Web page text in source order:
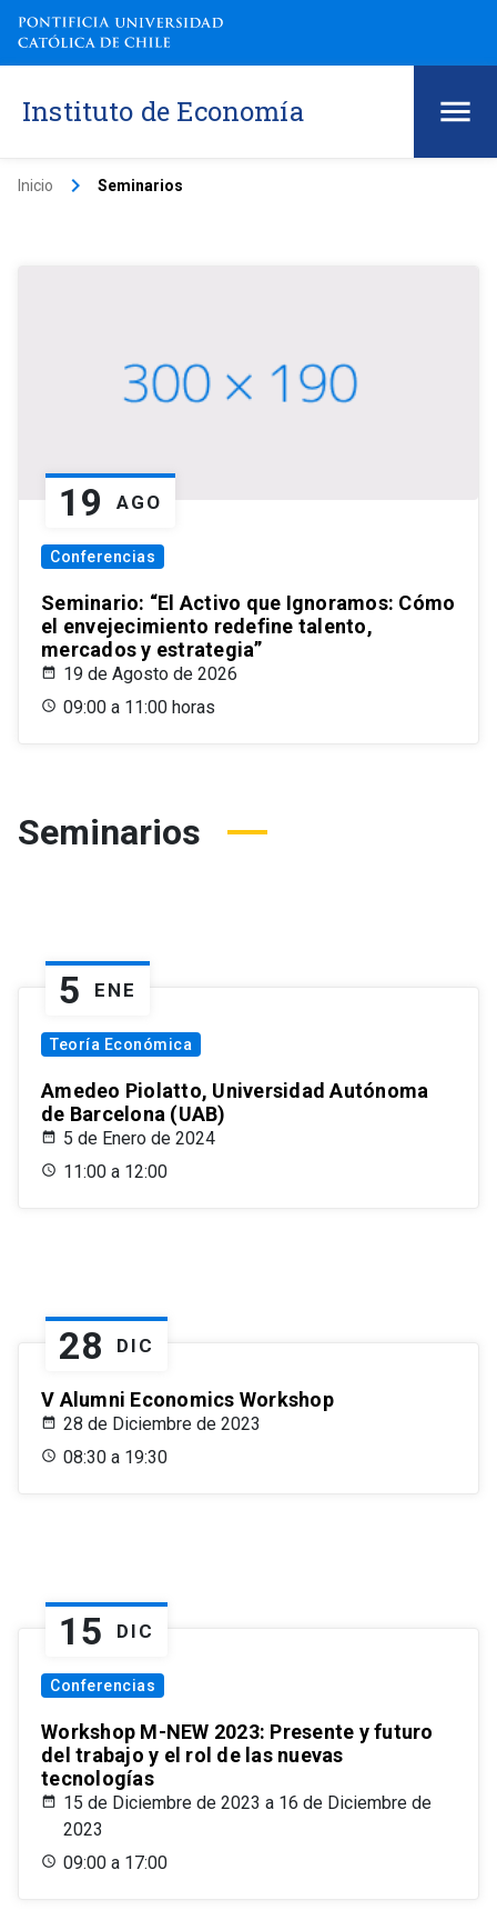
Instituto de Economía
Inicio keyboard_arrow_right Seminarios
19 AGO
Conferencias
Seminario: “El Activo que Ignoramos: Cómo
el envejecimiento redefine talento,
mercados y estrategia”
19 de Agosto de 2026
09:00 a 11:00 horas
Seminarios
5 ENE
Teoría Económica
Amedeo Piolatto, Universidad Autónoma
de Barcelona (UAB)
5 de Enero de 2024
11:00 a 12:00
28 DIC
V Alumni Economics Workshop
28 de Diciembre de 2023
08:30 a 19:30
15 DIC
Conferencias
Workshop M-NEW 2023: Presente y futuro
del trabajo y el rol de las nuevas
tecnologías
15 de Diciembre de 2023 a 16 de Diciembre de
2023
09:00 a 17:00